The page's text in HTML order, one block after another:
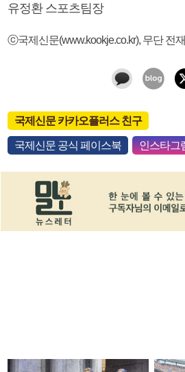
유정환 스포츠팀장
ⓒ국제신문(www.kookje.co.kr), 무단 전
국제신문 카카오플러스 친구
국제신문 공식 페이스북 인스타그